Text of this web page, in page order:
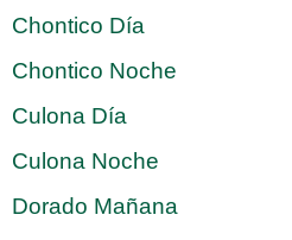
Chontico Día
Chontico Noche
Culona Día
Culona Noche
Dorado Mañana